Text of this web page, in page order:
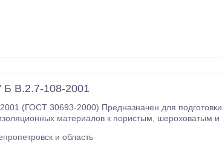
В.2.7-108-2001
(ГОСТ 30693-2000) Предназначен для подготовки
к пористым, шероховатым и пыльным
и область